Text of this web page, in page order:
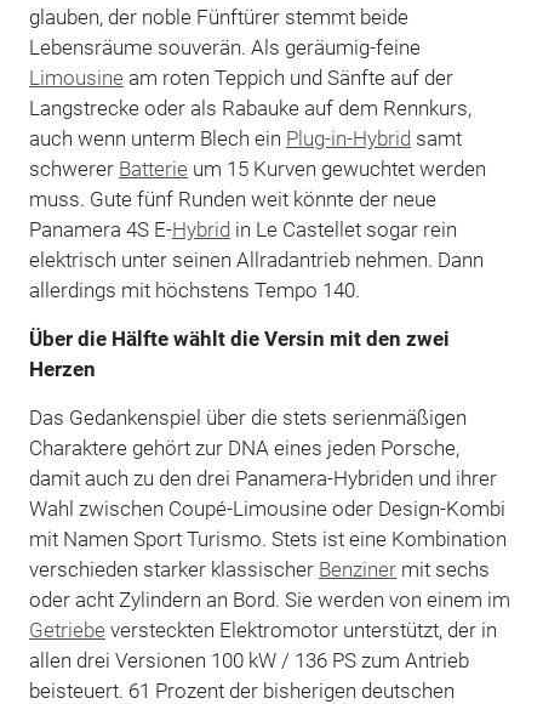
glauben, der noble Fünftürer stemmt beide
Lebensräume souverän. Als geräumig-feine
Limousine am roten Teppich und Sänfte auf der
Langstrecke oder als Rabauke auf dem Rennkurs,
auch wenn unterm Blech ein Plug-in-Hybrid samt
schwerer Batterie um 15 Kurven gewuchtet werden
muss. Gute fünf Runden weit könnte der neue
Panamera 4S E-Hybrid in Le Castellet sogar rein
elektrisch unter seinen Allradantrieb nehmen. Dann
allerdings mit höchstens Tempo 140.
Über die Hälfte wählt die Versin mit den zwei
Herzen
Das Gedankenspiel über die stets serienmäßigen
Charaktere gehört zur DNA eines jeden Porsche,
damit auch zu den drei Panamera-Hybriden und ihrer
Wahl zwischen Coupé-Limousine oder Design-Kombi
mit Namen Sport Turismo. Stets ist eine Kombination
verschieden starker klassischer Benzinermit sechs
oder acht Zylindern an Bord. Sie werden von einem im
Getriebe versteckten Elektromotor unterstützt, der in
allen drei Versionen 100 kW / 136 PS zum Antrieb
beisteuert. 61 Prozent der bisherigen deutschen